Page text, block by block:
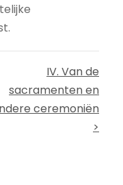
IV. Van de
sacramenten en
ceremoniën
>